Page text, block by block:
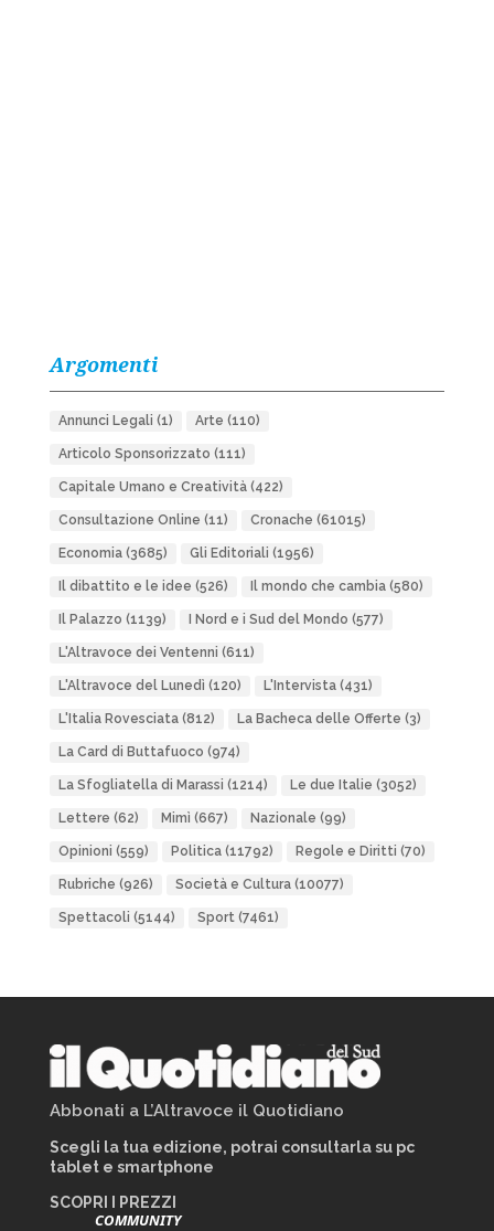
Argomenti
Annunci Legali (1) Arte (110)
Articolo Sponsorizzato (111)
Capitale Umano e Creatività(422)
Consultazione Online (11) Cronache (61015)
Economia(3685) Gli Editoriali (1956)
Il dibattito e le idee (526) Il mondo che cambia(580)
Il Palazzo (1139) I Nord e i Sud del Mondo (577)
L'Altravoce dei Ventenni (611)
L'Altravoce del Lunedì (120) L'Intervista(431)
L'Italia Rovesciata(812) La Bacheca delle Offerte (3)
La Card di Buttafuoco (974)
La Sfogliatella di Marassi (1214) Le due Italie (3052)
Lettere (62) Mimì (667) Nazionale (99)
Opinioni (559) Politica(11792) Regole e Diritti (70)
Rubriche (926) Società e Cultura(10077)
Spettacoli (5144) Sport(7461)
Abbonati a L’Altravoce il Quotidiano
Scegli la tua edizione, potrai consultarla su pc
tablet e smartphone
SCOPRI I PREZZI
COMMUNITY